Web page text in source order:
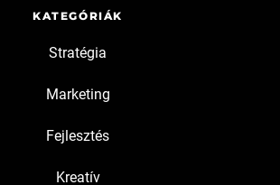
KATEGÓRIÁK
Stratégia
Marketing
Fejlesztés
Kreatív